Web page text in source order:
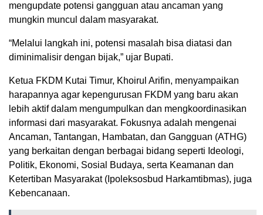
mengupdate potensi gangguan atau ancaman yang
mungkin muncul dalam masyarakat.
“Melalui langkah ini, potensi masalah bisa diatasi dan
diminimalisir dengan bijak,” ujar Bupati.
Ketua FKDM Kutai Timur, Khoirul Arifin, menyampaikan
harapannya agar kepengurusan FKDM yang baru akan
lebih aktif dalam mengumpulkan dan mengkoordinasikan
informasi dari masyarakat. Fokusnya adalah mengenai
Ancaman, Tantangan, Hambatan, dan Gangguan (ATHG)
yang berkaitan dengan berbagai bidang seperti Ideologi,
Politik, Ekonomi, Sosial Budaya, serta Keamanan dan
Ketertiban Masyarakat (Ipoleksosbud Harkamtibmas), juga
Kebencanaan.